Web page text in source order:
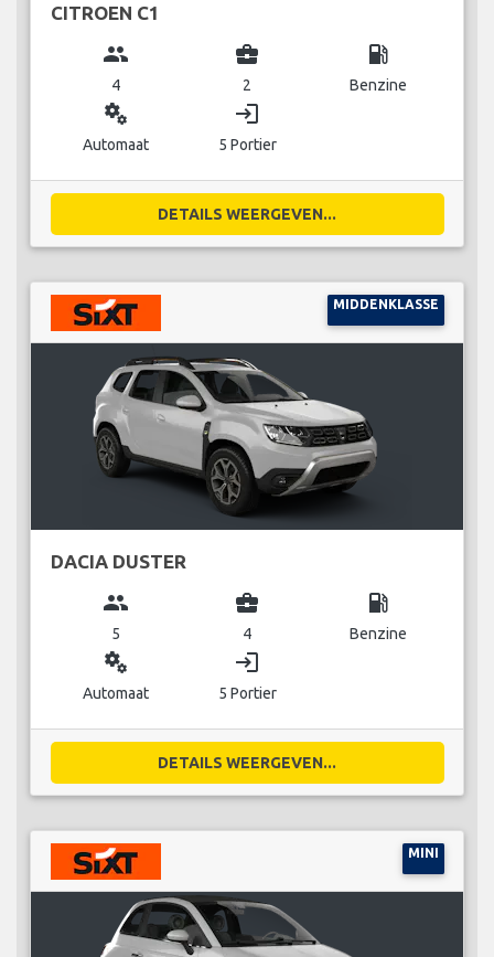
CITROEN C1
group
4
business_center
2
local_gas_station
Benzine
miscellaneous_services
Automaat
login
5 Portier
DETAILS WEERGEVEN...
MIDDENKLASSE
DACIA DUSTER
group
5
business_center
4
local_gas_station
Benzine
miscellaneous_services
Automaat
login
5 Portier
DETAILS WEERGEVEN...
MINI